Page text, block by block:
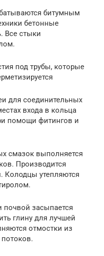
битумным
бетонные
Все стыки
под трубы, которые
для соединительных
входа в кольца
помощи фитингов и
смазок выполняется
Производится
Колодцы утепляются
засыпается
глину для лучшей
отмостки из